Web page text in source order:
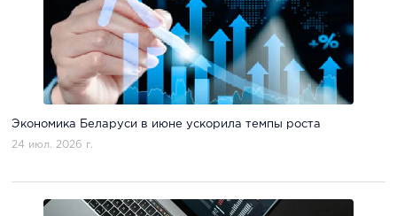
Экономика Беларуси в июне ускорила темпы роста
24 июл. 2026 г.